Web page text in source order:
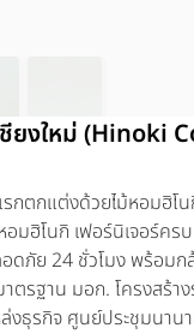
ยงใหม่ (Hinoki
กตกแต่งด้วยไม้หอมฮิ
มฮิโนกิ เฟอร์นิเจอร์คร
ดภัย 24 ชั่วโมง พร้อมก
ตรฐาน มอก. โครงสร้า
งธุรกิจ ศูนย์ประชุมนาน